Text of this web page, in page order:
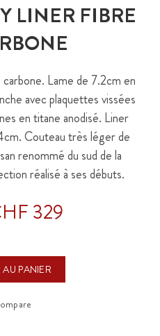
LINER FIBRE
Lame de 7.2cm en
avec plaquettes vissées
en titane anodisé. Liner
Couteau très léger de
renommé du sud de la
réalisé à ses débuts.
329
PANIER